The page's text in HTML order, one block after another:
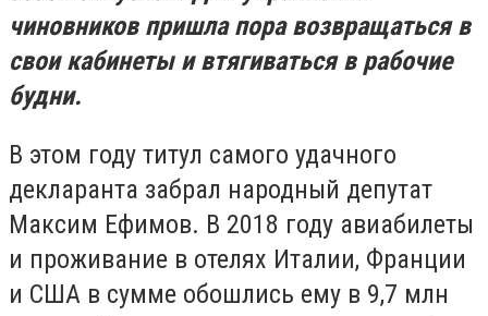
чиновников пришла пора возвращаться в
свои кабинеты и втягиваться в рабочие
будни.
В этом году титул самого удачного
декларанта забрал народный депутат
Максим Ефимов. В 2018 году авиабилеты
и проживание в отелях Италии, Франции
и США в сумме обошлись ему в 9,7 млн